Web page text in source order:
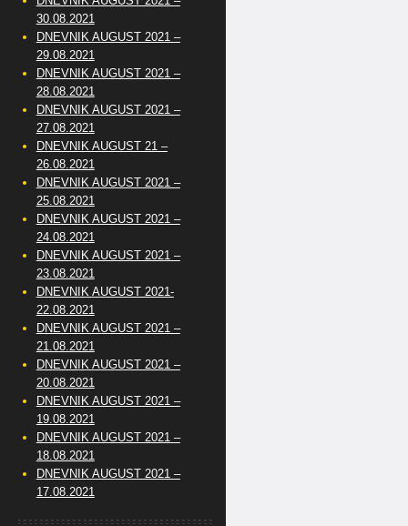
30.08.2021
DNEVNIK AUGUST 2021 –
29.08.2021
DNEVNIK AUGUST 2021 –
28.08.2021
DNEVNIK AUGUST 2021 –
27.08.2021
DNEVNIK AUGUST 21 –
26.08.2021
DNEVNIK AUGUST 2021 –
25.08.2021
DNEVNIK AUGUST 2021 –
24.08.2021
DNEVNIK AUGUST 2021 –
23.08.2021
DNEVNIK AUGUST 2021-
22.08.2021
DNEVNIK AUGUST 2021 –
21.08.2021
DNEVNIK AUGUST 2021 –
20.08.2021
DNEVNIK AUGUST 2021 –
19.08.2021
DNEVNIK AUGUST 2021 –
18.08.2021
DNEVNIK AUGUST 2021 –
17.08.2021